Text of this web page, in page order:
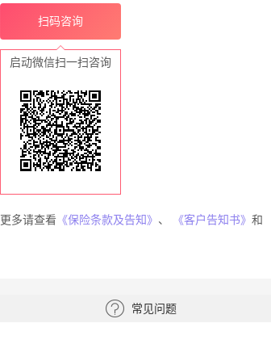
扫码咨询
启动微信扫一扫咨询
更多请查看 《保险条款及告知》 、 《客户告知书》 和
常见问题